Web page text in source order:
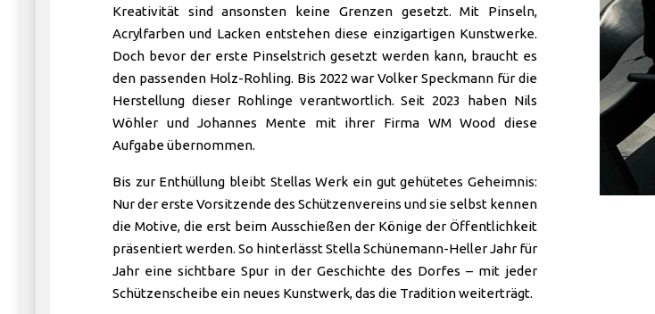
Kreativität sind ansonsten keine Grenzen gesetzt. Mit Pinseln,
Acrylfarben und Lacken entstehen diese einzigartigen Kunstwerke.
Doch bevor der erste Pinselstrich gesetzt werden kann, braucht es
den passenden Holz-Rohling. Bis 2022 war Volker Speckmann für die
Herstellung dieser Rohlinge verantwortlich. Seit 2023 haben Nils
Wöhler und Johannes Mente mit ihrer Firma WM Wood diese
Aufgabe übernommen.
Bis zur Enthüllung bleibt Stellas Werk ein gut gehütetes Geheimnis:
Nur der erste Vorsitzende des Schützenvereins und sie selbst kennen
die Motive, die erst beim Ausschießen der Könige der Öffentlichkeit
präsentiert werden. So hinterlässt Stella Schünemann-Heller Jahr für
Jahr eine sichtbare Spur in der Geschichte des Dorfes – mit jeder
Schützenscheibe ein neues Kunstwerk, das die Tradition weiterträgt.